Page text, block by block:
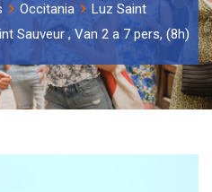
Occitania
Luz Saint
Sauveur , Van 2 a 7 pers, (8h)